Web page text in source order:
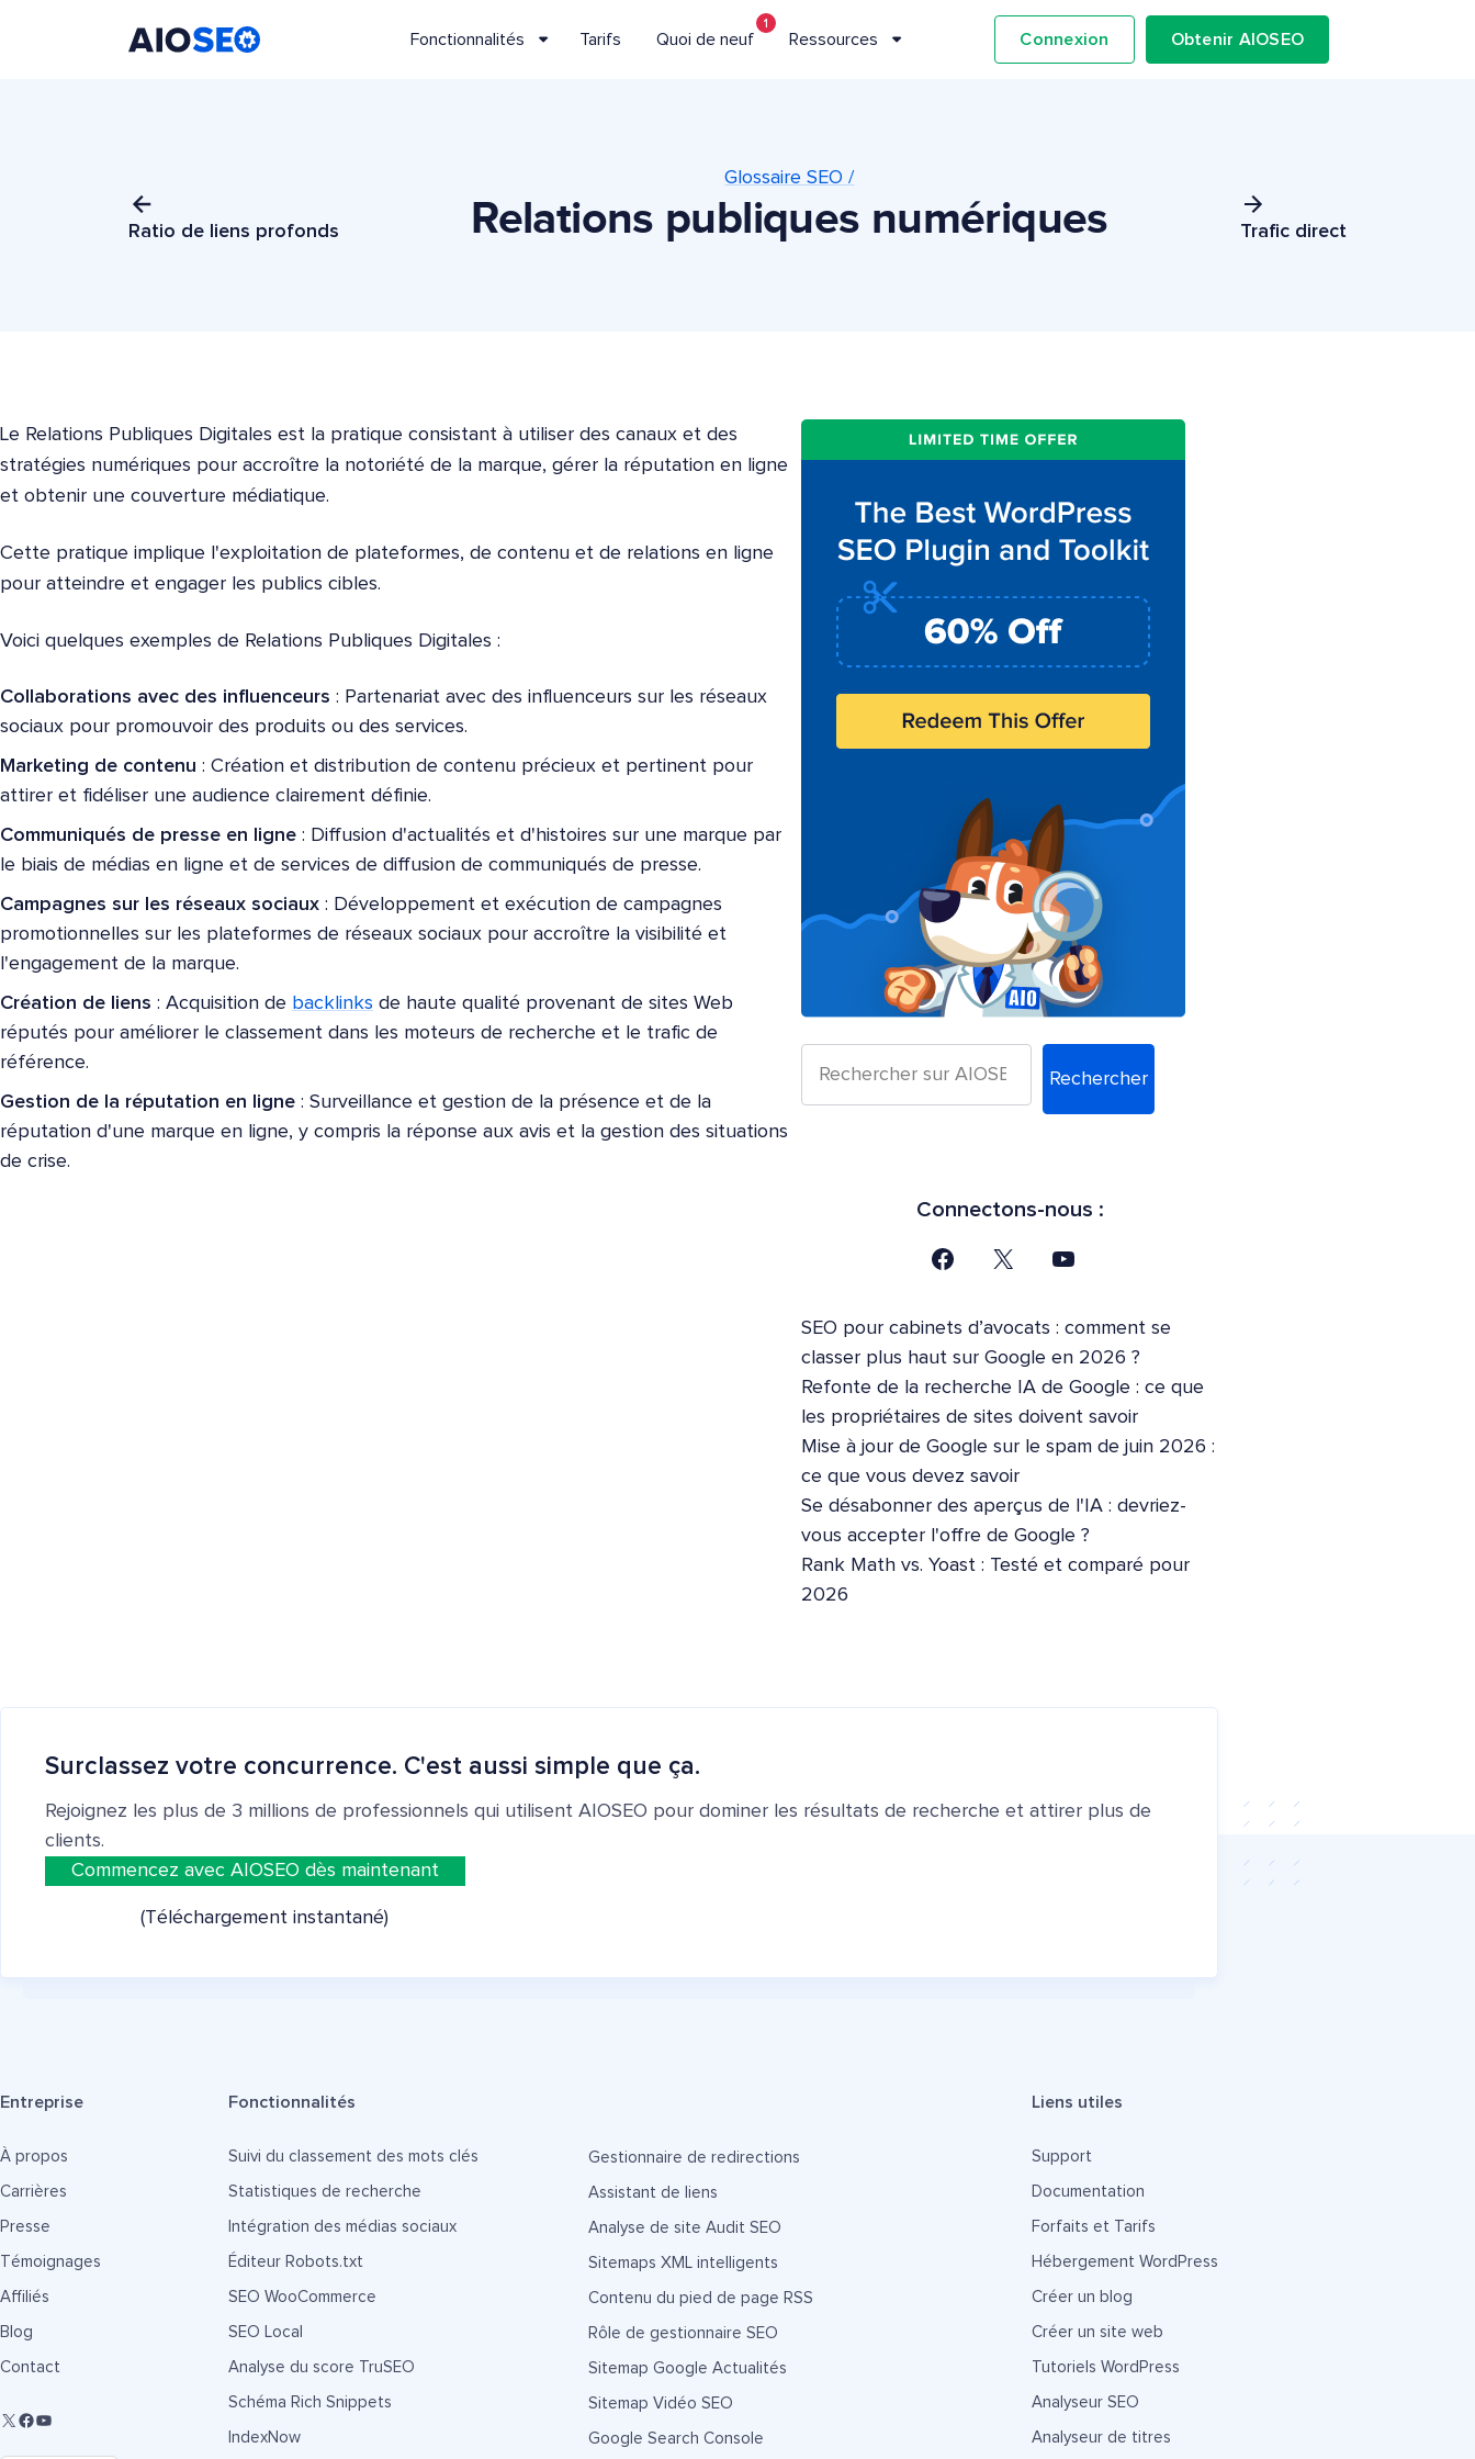
Fonctionnalités Tarifs Quoi de neuf
1
Ressources Connexion Obtenir AIOSEO
Ratio de liens profonds
Glossaire SEO /
Relations publiques numériques Trafic direct
Le Relations Publiques Digitales est la pratique consistant à utiliser des canaux et des
stratégies numériques pour accroître la notoriété de la marque, gérer la réputation en ligne
et obtenir une couverture médiatique.
Cette pratique implique l'exploitation de plateformes, de contenu et de relations en ligne
pour atteindre et engager les publics cibles.
Voici quelques exemples de Relations Publiques Digitales :
Collaborations avec des influenceurs : Partenariat avec des influenceurs sur les réseaux
sociaux pour promouvoir des produits ou des services.
Marketing de contenu : Création et distribution de contenu précieux et pertinent pour
attirer et fidéliser une audience clairement définie.
Communiqués de presse en ligne : Diffusion d'actualités et d'histoires sur une marque par
le biais de médias en ligne et de services de diffusion de communiqués de presse.
Campagnes sur les réseaux sociaux : Développement et exécution de campagnes
promotionnelles sur les plateformes de réseaux sociaux pour accroître la visibilité et
l'engagement de la marque.
Création de liens : Acquisition de backlinks de haute qualité provenant de sites Web
réputés pour améliorer le classement dans les moteurs de recherche et le trafic de
référence.
Gestion de la réputation en ligne : Surveillance et gestion de la présence et de la
réputation d'une marque en ligne, y compris la réponse aux avis et la gestion des situations
de crise.
Rechercher
Connectons-nous :
SEO pour cabinets d’avocats : comment se
classer plus haut sur Google en 2026 ?
Refonte de la recherche IA de Google : ce que
les propriétaires de sites doivent savoir
Mise à jour de Google sur le spam de juin 2026 :
ce que vous devez savoir
Se désabonner des aperçus de l'IA : devriez-
vous accepter l'offre de Google ?
Rank Math vs. Yoast : Testé et comparé pour
2026
Surclassez votre concurrence. C'est aussi simple que ça.
Rejoignez les plus de 3 millions de professionnels qui utilisent AIOSEO pour dominer les résultats de recherche et attirer plus de
clients.
Commencez avec AIOSEO dès maintenant
(Téléchargement instantané)
Entreprise
À propos
Carrières
Presse
Témoignages
Affiliés
Blog
Contact
Fonctionnalités
Suivi du classement des mots clés
Statistiques de recherche
Intégration des médias sociaux
Éditeur Robots.txt
SEO WooCommerce
SEO Local
Analyse du score TruSEO
Schéma Rich Snippets
IndexNow
Gestionnaire de redirections
Assistant de liens
Analyse de site Audit SEO
Sitemaps XML intelligents
Contenu du pied de page RSS
Rôle de gestionnaire SEO
Sitemap Google Actualités
Sitemap Vidéo SEO
Google Search Console
Liens utiles
Support
Documentation
Forfaits et Tarifs
Hébergement WordPress
Créer un blog
Créer un site web
Tutoriels WordPress
Analyseur SEO
Analyseur de titres